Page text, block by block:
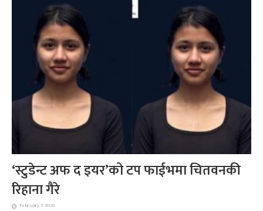
‘स्टुडेन्ट अफ द इयर’को टप फाईभमा चितवनकी
रिहाना गैरे
February 7, 2026